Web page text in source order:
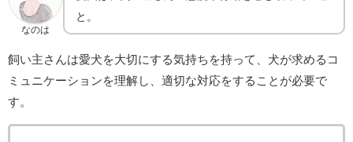
なのは
と。
飼い主さんは愛犬を大切にする気持ちを持って、犬が求めるコ
ミュニケーションを理解し、適切な対応をすることが必要で
す。